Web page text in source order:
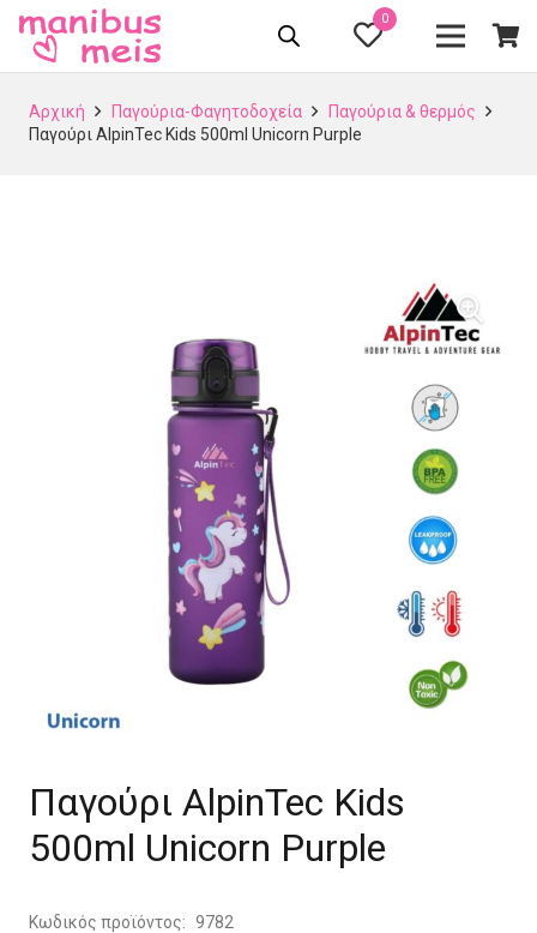
0
Αρχική Παγούρια-Φαγητοδοχεία
Παγούρια & θερμός
Παγούρι AlpinTec Kids 500ml Unicorn Purple
Παγούρι AlpinTec Kids
500ml Unicorn Purple
Κωδικός προϊόντος: 9782